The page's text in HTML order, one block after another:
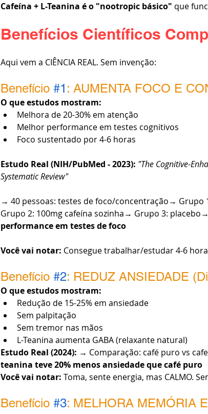
Cafeína + L-Teanina é o "nootropic básico" que
Benefícios Científicos
Aqui vem a CIÊNCIA REAL. Sem invenção:
Benefício #1 : AUMENTA FOCO E
O que estudos mostram:
Melhora de 20-30% em atenção
Melhor performance em testes cognitivos
Foco sustentado por 4-6 horas
Estudo Real (NIH/PubMed - 2023): "The Cognitive-
Systematic Review"
→ 40 pessoas: testes de foco/concentração→ Grupo
Grupo 2: 100mg cafeína sozinha→ Grupo 3: placebo→
performance em testes de foco
Você vai notar: Consegue trabalhar/estudar 4-6 horas
Benefício #2: REDUZ ANSIEDADE
O que estudos mostram:
Redução de 15-25% em ansiedade
Sem palpitação
Sem tremor nas mãos
L-Teanina aumenta GABA (relaxante natural)
Estudo Real (2024): → Comparação: café puro vs
teanina teve 20% menos ansiedade que café puro
Você vai notar: Toma, sente energia, mas CALMO.
Benefício #3: MELHORA MEMÓRIA